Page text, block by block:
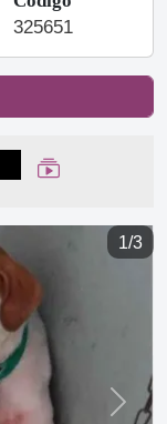
325651
no Facebook
no
Compartilhar
Ver Web Story
1/3
Next